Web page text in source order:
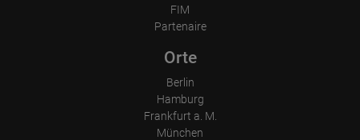
FIM
Partenaire
Orte
Berlin
Hamburg
Frankfurt a. M.
München